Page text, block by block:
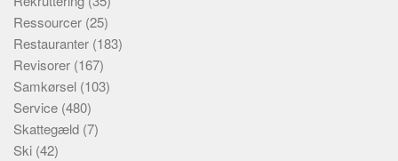
Ressourcer (25)
Restauranter (183)
Revisorer (167)
Samkørsel (103)
Service (480)
Skattegæld (7)
Ski (42)